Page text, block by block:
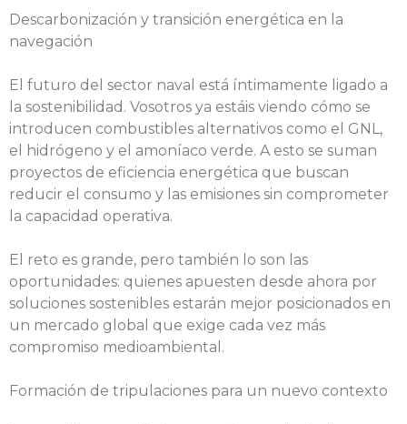
Descarbonización y transición energética en la
navegación
El futuro del sector naval está íntimamente ligado a
la sostenibilidad. Vosotros ya estáis viendo cómo se
introducen combustibles alternativos como el GNL,
el hidrógeno y el amoníaco verde. A esto se suman
proyectos de eficiencia energética que buscan
reducir el consumo y las emisiones sin comprometer
la capacidad operativa.
El reto es grande, pero también lo son las
oportunidades: quienes apuesten desde ahora por
soluciones sostenibles estarán mejor posicionados en
un mercado global que exige cada vez más
compromiso medioambiental.
Formación de tripulaciones para un nuevo contexto